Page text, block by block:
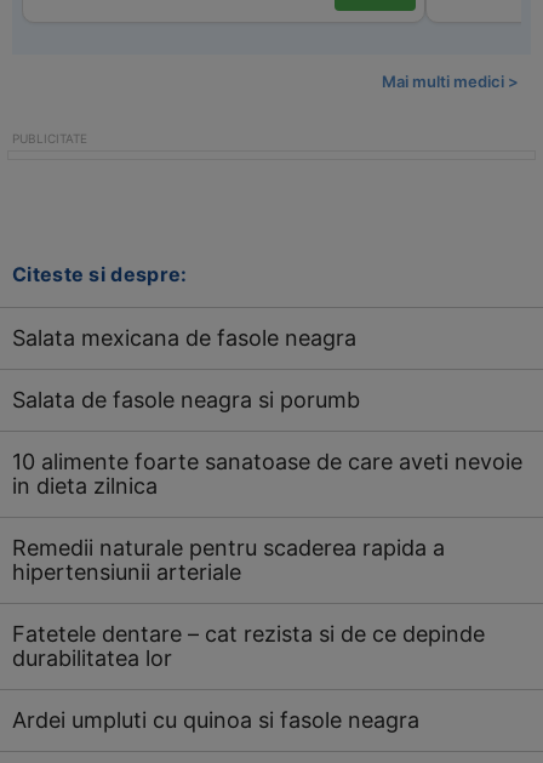
Mai multi medici >
Citeste si despre:
Salata mexicana de fasole neagra
Salata de fasole neagra si porumb
10 alimente foarte sanatoase de care aveti nevoie
in dieta zilnica
Remedii naturale pentru scaderea rapida a
hipertensiunii arteriale
Fatetele dentare – cat rezista si de ce depinde
durabilitatea lor
Ardei umpluti cu quinoa si fasole neagra